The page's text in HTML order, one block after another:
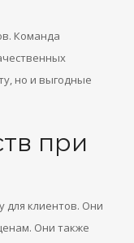
Команда
но и выгодные
при
для клиентов. Они
Они также